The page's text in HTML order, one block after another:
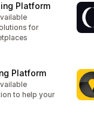
Platform
for
Platform
to help your